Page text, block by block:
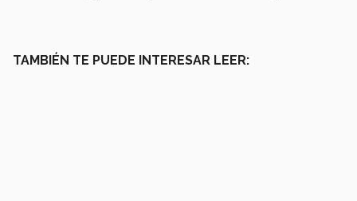
TAMBIÉN TE PUEDE INTERESAR LEER: